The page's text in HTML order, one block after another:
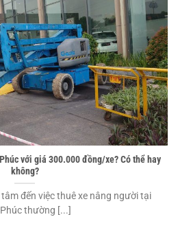
với giá 300.000 đồng/xe? Có thể hay
không?
đến việc thuê xe nâng người tại
thường [...]